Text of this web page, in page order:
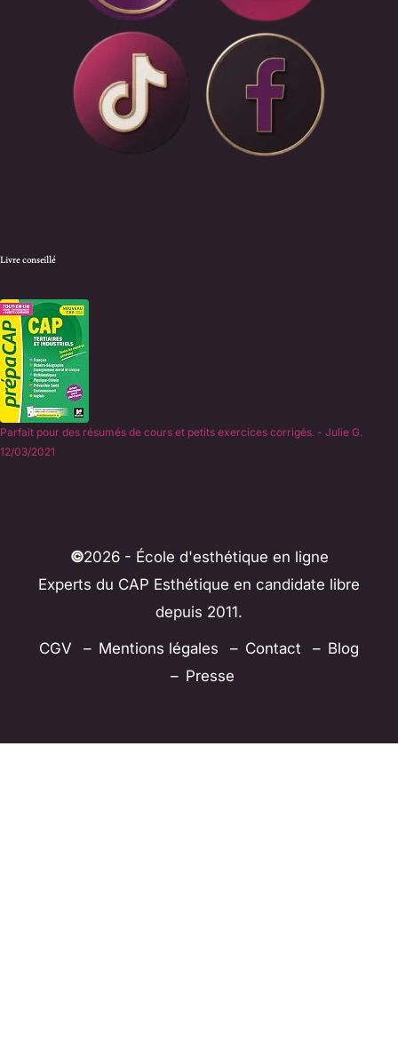
Livre conseillé
Parfait pour des résumés de cours et petits exercices corrigés. - Julie G.
12/03/2021
©2026 - École d'esthétique en ligne
Experts du CAP Esthétique en candidate libre
depuis 2011.
CGV Mentions légales Contact
Blog
Presse